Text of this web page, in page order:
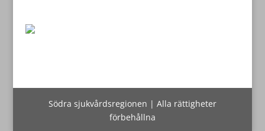
Södra sjukvårdsregionen | Alla rättigheter
förbehållna